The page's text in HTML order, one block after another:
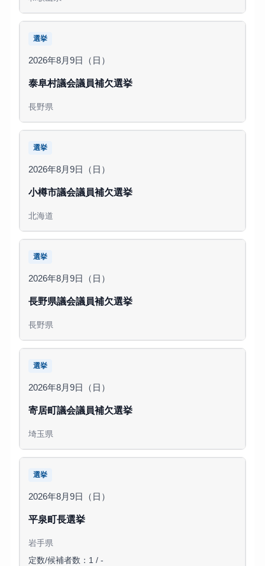
選挙
2026年8月9日（日）
泰阜村議会議員補欠選挙
長野県
選挙
2026年8月9日（日）
小樽市議会議員補欠選挙
北海道
選挙
2026年8月9日（日）
長野県議会議員補欠選挙
長野県
選挙
2026年8月9日（日）
寄居町議会議員補欠選挙
埼玉県
選挙
2026年8月9日（日）
平泉町長選挙
岩手県
定数/候補者数：1 / -